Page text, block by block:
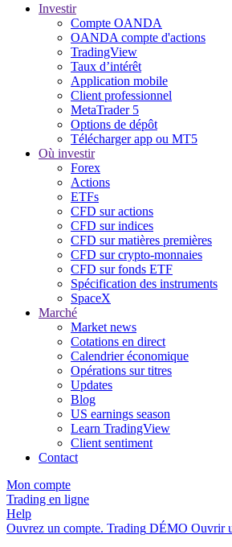
Investir
Compte OANDA
OANDA compte d'actions
TradingView
Taux d’intérêt
Application mobile
Client professionnel
MetaTrader 5
Options de dépôt
Télécharger app ou MT5
Où investir
Forex
Actions
ETFs
CFD sur actions
CFD sur indices
CFD sur matières premières
CFD sur crypto-monnaies
CFD sur fonds ETF
Spécification des instruments
SpaceX
Marché
Market news
Cotations en direct
Calendrier économique
Opérations sur titres
Updates
Blog
US earnings season
Learn TradingView
Client sentiment
Contact
Mon compte
Trading en ligne
Help
Ouvrez un compte. Trading DÉMO Ouvrir